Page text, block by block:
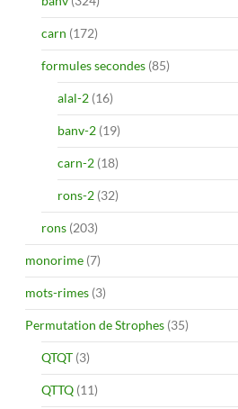
carn (172)
formules secondes (85)
alal-2 (16)
banv-2 (19)
carn-2 (18)
rons-2 (32)
rons (203)
monorime (7)
mots-rimes (3)
Permutation de Strophes (35)
QTQT (3)
QTTQ (11)